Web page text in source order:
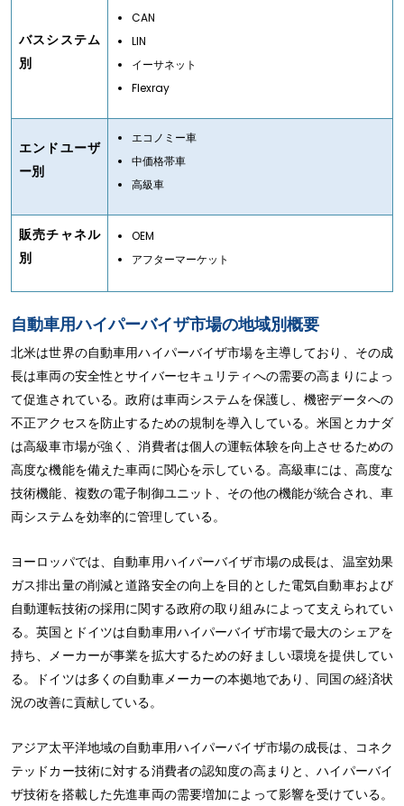
バスシステム
別
CAN
LIN
イーサネット
Flexray
エンドユーザ
ー別
エコノミー車
中価格帯車
高級車
販売チャネル
別
OEM
アフターマーケット
自動車用ハイパーバイザ市場の地域別概要
北米は世界の自動車用ハイパーバイザ市場を主導しており、その成
長は車両の安全性とサイバーセキュリティへの需要の高まりによっ
て促進されている。政府は車両システムを保護し、機密データへの
不正アクセスを防止するための規制を導入している。米国とカナダ
は高級車市場が強く、消費者は個人の運転体験を向上させるための
高度な機能を備えた車両に関心を示している。高級車には、高度な
技術機能、複数の電子制御ユニット、その他の機能が統合され、車
両システムを効率的に管理している。
ヨーロッパでは、自動車用ハイパーバイザ市場の成長は、温室効果
ガス排出量の削減と道路安全の向上を目的とした電気自動車および
自動運転技術の採用に関する政府の取り組みによって支えられてい
る。英国とドイツは自動車用ハイパーバイザ市場で最大のシェアを
持ち、メーカーが事業を拡大するための好ましい環境を提供してい
る。ドイツは多くの自動車メーカーの本拠地であり、同国の経済状
況の改善に貢献している。
アジア太平洋地域の自動車用ハイパーバイザ市場の成長は、コネク
テッドカー技術に対する消費者の認知度の高まりと、ハイパーバイ
ザ技術を搭載した先進車両の需要増加によって影響を受けている。